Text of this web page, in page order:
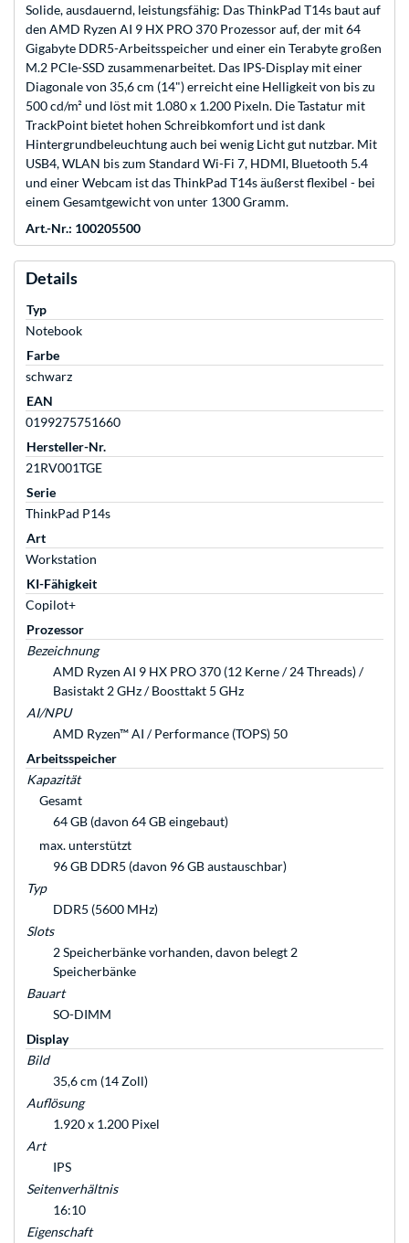
Solide, ausdauernd, leistungsfähig: Das ThinkPad T14s baut auf
den AMD Ryzen AI 9 HX PRO 370 Prozessor auf, der mit 64
Gigabyte DDR5-Arbeitsspeicher und einer ein Terabyte großen
M.2 PCIe-SSD zusammenarbeitet. Das IPS-Display mit einer
Diagonale von 35,6 cm (14") erreicht eine Helligkeit von bis zu
500 cd/m² und löst mit 1.080 x 1.200 Pixeln. Die Tastatur mit
TrackPoint bietet hohen Schreibkomfort und ist dank
Hintergrundbeleuchtung auch bei wenig Licht gut nutzbar. Mit
USB4, WLAN bis zum Standard Wi-Fi 7, HDMI, Bluetooth 5.4
und einer Webcam ist das ThinkPad T14s äußerst flexibel - bei
einem Gesamtgewicht von unter 1300 Gramm.
Art.-Nr.: 100205500
Details
Typ
Notebook
Farbe
schwarz
EAN
0199275751660
Hersteller-Nr.
21RV001TGE
Serie
ThinkPad P14s
Art
Workstation
KI-Fähigkeit
Copilot+
Prozessor
Bezeichnung
AMD Ryzen AI 9 HX PRO 370 (12 Kerne / 24 Threads) /
Basistakt 2 GHz / Boosttakt 5 GHz
AI/NPU
AMD Ryzen™ AI / Performance (TOPS) 50
Arbeitsspeicher
Kapazität
Gesamt
64 GB (davon 64 GB eingebaut)
max. unterstützt
96 GB DDR5 (davon 96 GB austauschbar)
Typ
DDR5 (5600 MHz)
Slots
2 Speicherbänke vorhanden, davon belegt 2
Speicherbänke
Bauart
SO-DIMM
Display
Bild
35,6 cm (14 Zoll)
Auflösung
1.920 x 1.200 Pixel
Art
IPS
Seitenverhältnis
16:10
Eigenschaft